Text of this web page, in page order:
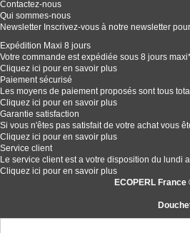
Contactez-nous
Qui sommes-nous
Newsletter Inscrivez-vous à notre newsletter
Expédition Maxi 8 jours
Votre commande est expédiée sous 8 jours
Cliquez ici pour en savoir plus
Paiement sécurisé
Les moyens de paiement proposés sont tous
Cliquez ici pour en savoir plus
Garantie satisfaction
Si vous n'êtes pas satisfait de votre achat vous
Cliquez ici pour en savoir plus
Service client
Le service client est a votre disposition du lundi
Cliquez ici pour en savoir plus
ECOPERL